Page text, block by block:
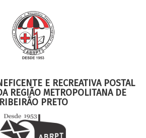
E RECREATIVA POSTAL
REGIÃO METROPOLITANA DE
RIBEIRÃO PRETO